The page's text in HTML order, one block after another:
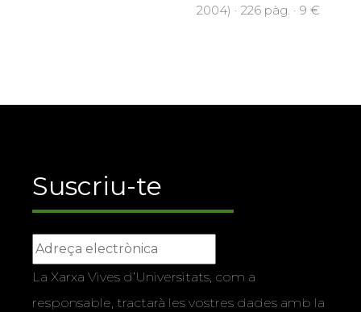
2004) · 226 pàg. · 9 €
Suscriu-te
La Xarxa Vives d’Universitats, com a
responsable, tractarà les vostres dades amb la